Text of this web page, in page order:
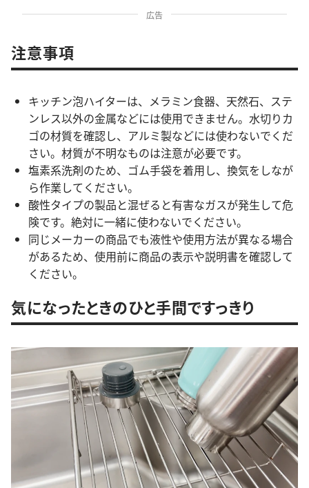
広告
注意事項
キッチン泡ハイターは、メラミン食器、天然石、ステ
ンレス以外の金属などには使用できません。水切りカ
ゴの材質を確認し、アルミ製などには使わないでくだ
さい。材質が不明なものは注意が必要です。
塩素系洗剤のため、ゴム手袋を着用し、換気をしなが
ら作業してください。
酸性タイプの製品と混ぜると有害なガスが発生して危
険です。絶対に一緒に使わないでください。
同じメーカーの商品でも液性や使用方法が異なる場合
があるため、使用前に商品の表示や説明書を確認して
ください。
気になったときのひと手間ですっきり